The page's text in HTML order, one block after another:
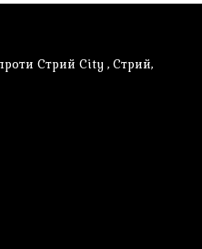
Стрий City , Стрий,